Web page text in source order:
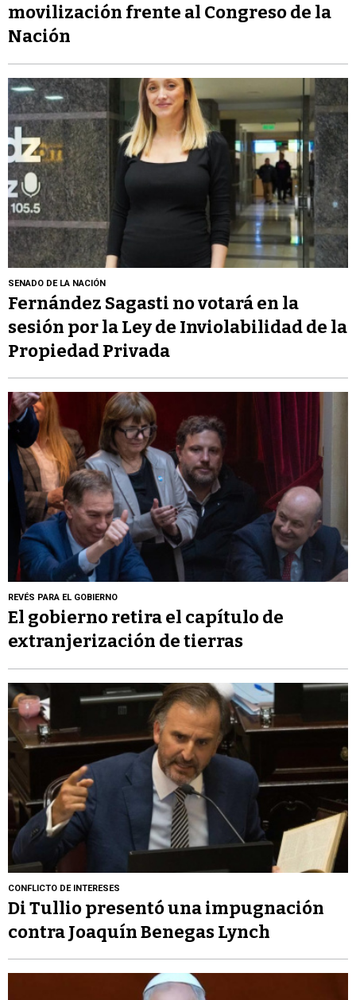
movilización frente al Congreso de la
Nación
SENADO DE LA NACIÓN
Fernández Sagasti no votará en la
sesión por la Ley de Inviolabilidad de la
Propiedad Privada
REVÉS PARA EL GOBIERNO
El gobierno retira el capítulo de
extranjerización de tierras
CONFLICTO DE INTERESES
Di Tullio presentó una impugnación
contra Joaquín Benegas Lynch